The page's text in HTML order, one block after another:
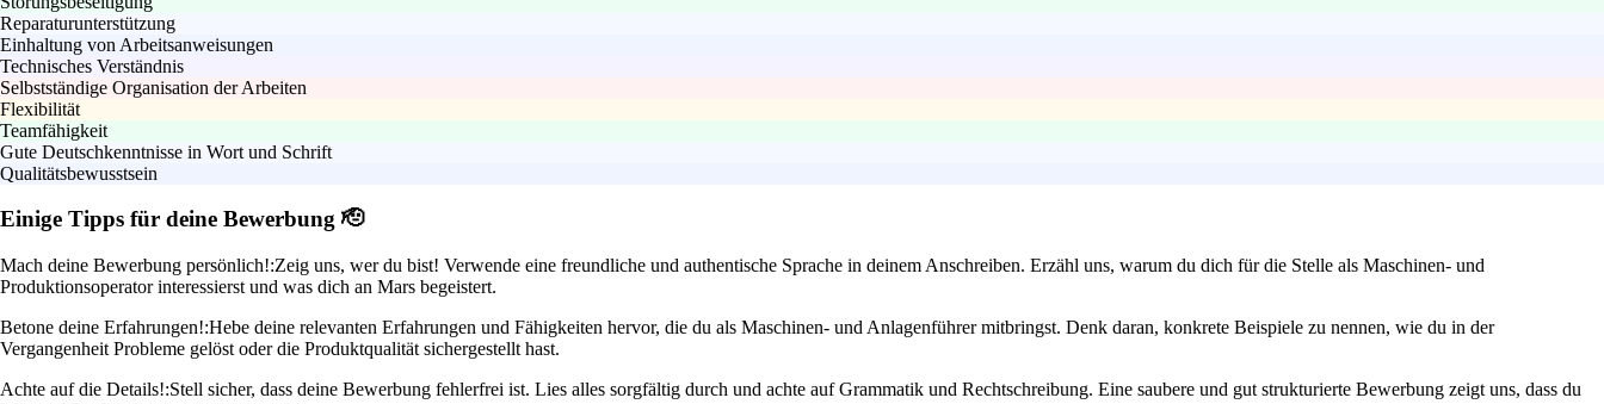
Reparaturunterstützung
Einhaltung von Arbeitsanweisungen
Technisches Verständnis
Selbstständige Organisation der Arbeiten
Flexibilität
Teamfähigkeit
Gute Deutschkenntnisse in Wort und Schrift
Qualitätsbewusstsein
Einige Tipps für deine Bewerbung 🫡
Mach deine Bewerbung persönlich!:Zeig uns, wer du bist! Verwende eine freundliche und authentische Sprache in deinem Anschreiben. Erzähl uns, warum du dich für die Stelle als Maschinen- und
Produktionsoperator interessierst und was dich an Mars begeistert.
Betone deine Erfahrungen!:Hebe deine relevanten Erfahrungen und Fähigkeiten hervor, die du als Maschinen- und Anlagenführer mitbringst. Denk daran, konkrete Beispiele zu nennen, wie du in der
Vergangenheit Probleme gelöst oder die Produktqualität sichergestellt hast.
Achte auf die Details!:Stell sicher, dass deine Bewerbung fehlerfrei ist. Lies alles sorgfältig durch und achte auf Grammatik und Rechtschreibung. Eine saubere und gut strukturierte Bewerbung zeigt uns, dass du